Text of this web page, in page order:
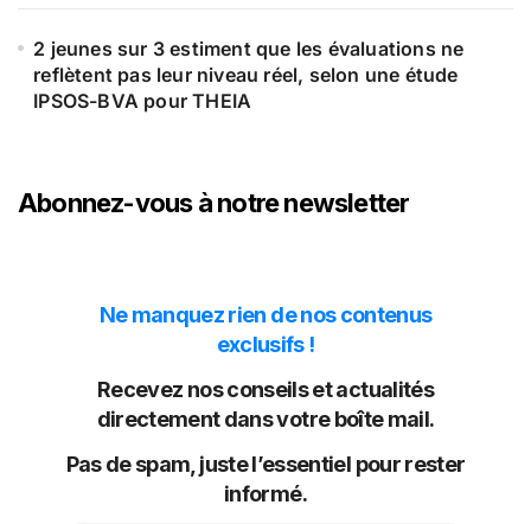
2 jeunes sur 3 estiment que les évaluations ne
reflètent pas leur niveau réel, selon une étude
IPSOS-BVA pour THEIA
Abonnez-vous à notre newsletter
Ne manquez rien de nos contenus
exclusifs !
Recevez nos conseils et actualités
directement dans votre boîte mail.
Pas de spam, juste l’essentiel pour rester
informé.